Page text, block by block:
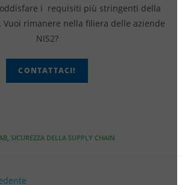
i requisiti più stringenti della
Vuoi rimanere nella filiera delle aziende
NIS2?
CONTATTACI!
, SICUREZZA DELLA SUPPLY CHAIN